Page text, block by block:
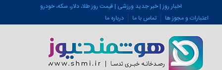
اخبار روز | خبر جدید ورزشی | قیمت روز طلا، دلار، سکه، خودرو
اعتبارات و مجوز ها
تماس با ما درباره ما